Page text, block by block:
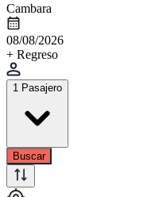
Cambara
08/08/2026
+ Regreso
1 Pasajero
Buscar